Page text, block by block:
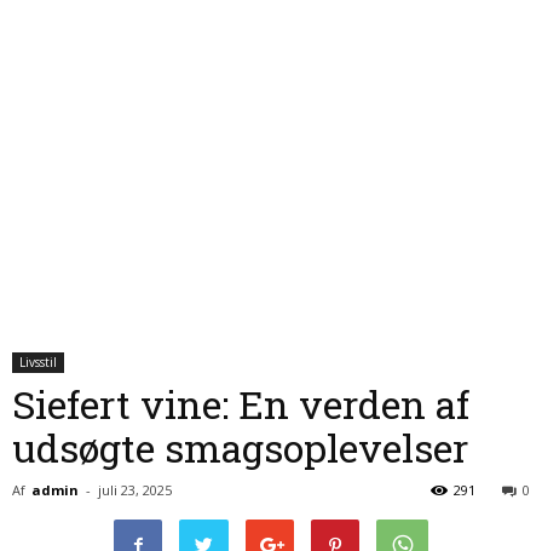
Livsstil
Siefert vine: En verden af
udsøgte smagsoplevelser
Af admin - juli 23, 2025 0
291